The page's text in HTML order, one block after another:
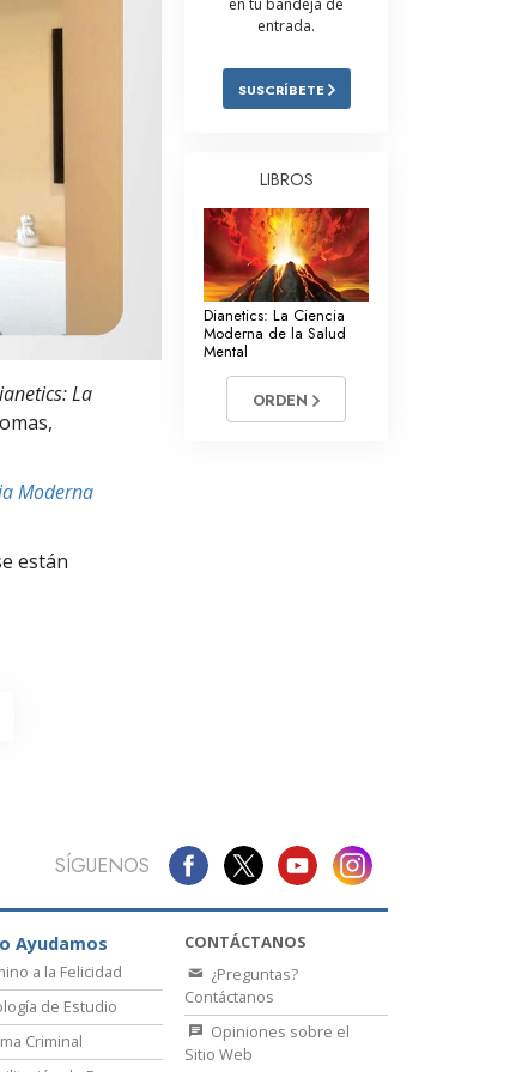
Respuestas a las Drogas
La Causa de la Supresión
Investigaciones
Los Fundamentos de la Organización
Los Fundamentos de las Relaciones
La
Moderna
están
en tu bandeja de
entrada.
SUSCRÍBETE
LIBROS
Dianetics: La Ciencia
Moderna de la Salud
Mental
ORDEN
SÍGUENOS
Ayudamos
a la Felicidad
de Estudio
Criminal
CONTÁCTANOS
¿Preguntas?
Contáctanos
Opiniones sobre el
Sitio Web